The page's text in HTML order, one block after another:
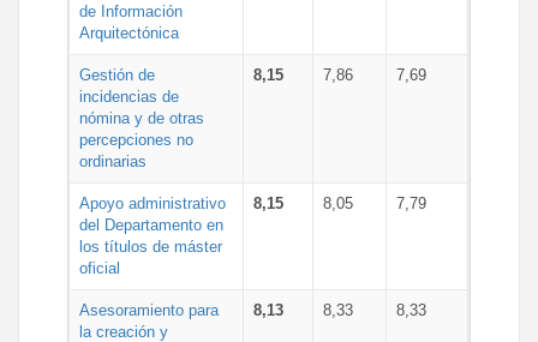
de Información
Arquitectónica
Gestión de
incidencias de
nómina y de otras
percepciones no
ordinarias
8,15 7,86 7,69
Apoyo administrativo
del Departamento en
los títulos de máster
oficial
8,15 8,05 7,79
Asesoramiento para
la creación y
8,13 8,33 8,33